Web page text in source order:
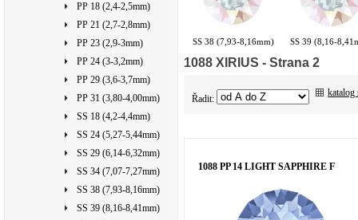
PP 18 (2,4-2,5mm)
PP 21 (2,7-2,8mm)
PP 23 (2,9-3mm)
PP 24 (3-3,2mm)
PP 29 (3,6-3,7mm)
PP 31 (3,80-4,00mm)
SS 18 (4,2-4,4mm)
SS 24 (5,27-5,44mm)
SS 29 (6,14-6,32mm)
SS 34 (7,07-7,27mm)
SS 38 (7,93-8,16mm)
SS 39 (8,16-8,41mm)
SS 38 (7,93-8,16mm) SS 39 (8,16-
1088 XIRIUS - Strana 2
Řadit:
katalog
1088 PP 14 LIGHT SAPPHIRE F